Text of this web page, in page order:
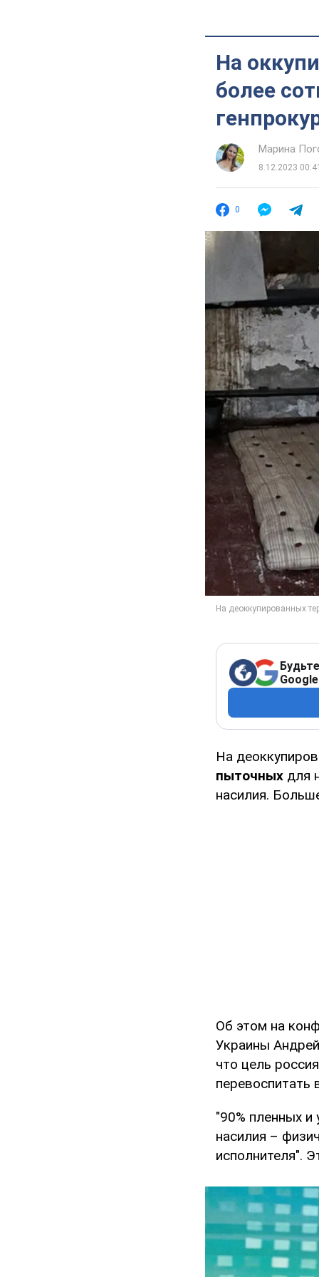
На
более
Марина
8.12.2023
0
Google
На
пыточных для
насилия.
Об этом на
Украины
что цель
перевоспитать
"90% пленных
насилия –
исполнителя".